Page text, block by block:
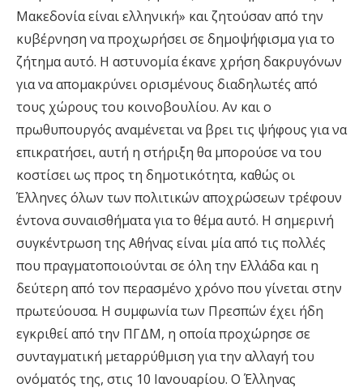
Μακεδονία είναι ελληνική» και ζητούσαν από την
κυβέρνηση να προχωρήσει σε δημοψήφισμα για το
ζήτημα αυτό. Η αστυνομία έκανε χρήση δακρυγόνων
για να απομακρύνει ορισμένους διαδηλωτές από
τους χώρους του κοινοβουλίου. Αν και ο
πρωθυπουργός αναμένεται να βρει τις ψήφους για να
επικρατήσει, αυτή η στήριξη θα μπορούσε να του
κοστίσει ως προς τη δημοτικότητα, καθώς οι
Έλληνες όλων των πολιτικών αποχρώσεων τρέφουν
έντονα συναισθήματα για το θέμα αυτό. Η σημερινή
συγκέντρωση της Αθήνας είναι μία από τις πολλές
που πραγματοποιούνται σε όλη την Ελλάδα και η
δεύτερη από τον περασμένο χρόνο που γίνεται στην
πρωτεύουσα. Η συμφωνία των Πρεσπών έχει ήδη
εγκριθεί από την ΠΓΔΜ, η οποία προχώρησε σε
συνταγματική μεταρρύθμιση για την αλλαγή του
ονόματός της, στις 10 Ιανουαρίου. Ο Έλληνας